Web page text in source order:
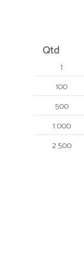
Qtd
1
100
500
1 000
2 500